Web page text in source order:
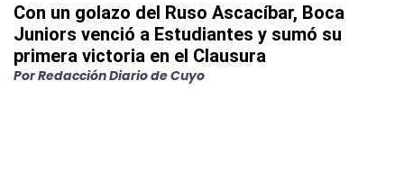
Con un golazo del Ruso Ascacíbar, Boca
Juniors venció a Estudiantes y sumó su
primera victoria en el Clausura
PorRedacción Diario de Cuyo